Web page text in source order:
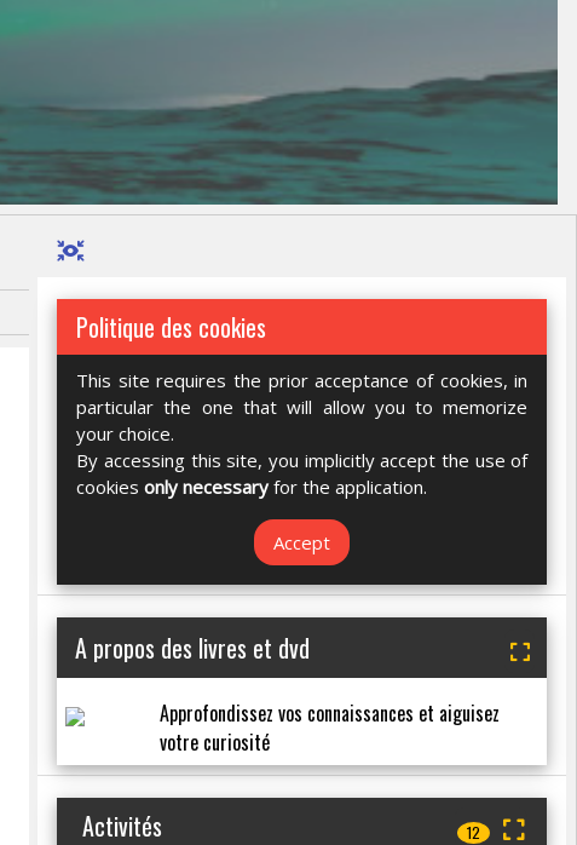
Politique des cookies
This site requires the prior acceptance of cookies, in
particular the one that will allow you to memorize
your choice.
By accessing this site, you implicitly accept the use of
cookiesonly necessary for the application.
Accept
A propos des livres et dvd
Approfondissez vos connaissances et aiguisez
votre curiosité
Activités 12